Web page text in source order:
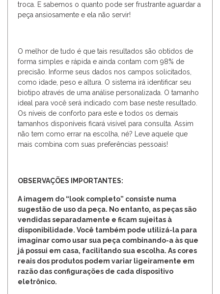
troca. E sabemos o quanto pode ser frustrante aguardar a
peça ansiosamente e ela não servir!
O melhor de tudo é que tais resultados são obtidos de
forma simples e rápida e ainda contam com 98% de
precisão. Informe seus dados nos campos solicitados,
como idade, peso e altura. O sistema irá identificar seu
biotipo através de uma análise personalizada. O tamanho
ideal para você será indicado com base neste resultado.
Os níveis de conforto para este e todos os demais
tamanhos disponíveis ficará visível para consulta. Assim
não tem como errar na escolha, né? Leve aquele que
mais combina com suas preferências pessoais!
OBSERVAÇÕES IMPORTANTES:
A imagem do “look completo” consiste numa
sugestão de uso da peça. No entanto, as peças são
vendidas separadamente e ficam sujeitas à
disponibilidade. Você também pode utilizá-la para
imaginar como usar sua peça combinando-a às que
já possui em casa, facilitando sua escolha. As cores
reais dos produtos podem variar ligeiramente em
razão das configurações de cada dispositivo
eletrônico.